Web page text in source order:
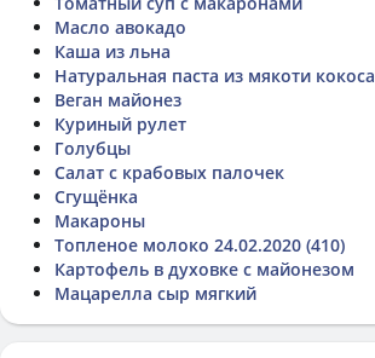
Масло авокадо
Каша из льна
Натуральная паста из мякоти кокоса
Веган майонез
Куриный рулет
Голубцы
Салат с крабовых палочек
Сгущёнка
Макароны
Топленое молоко 24.02.2020 (410)
Картофель в духовке с майонезом
Мацарелла сыр мягкий